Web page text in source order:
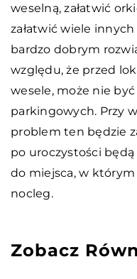
weselną, załatwić
załatwić wiele
bardzo dobrym
względu, że przed
wesele, może nie
parkingowych. Przy
problem ten będzie
po uroczystości
do miejsca, w
nocleg.
Zobacz